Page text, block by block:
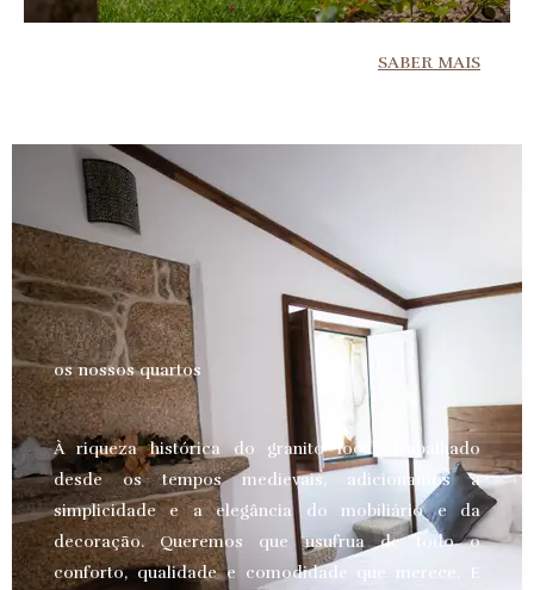
SABER MAIS
os nossos quartos
À riqueza histórica do granito local, trabalhado
desde os tempos medievais, adicionamos a
simplicidade e a elegância do mobiliário e da
decoração. Queremos que usufrua de todo o
conforto, qualidade e comodidade que merece.
E